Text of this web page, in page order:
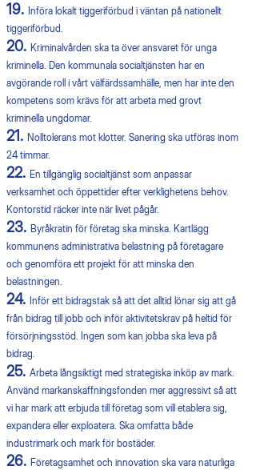
19. Införa lokalt tiggeriförbud i väntan på nationellt
tiggeriförbud.
20. Kriminalvården ska ta över ansvaret för unga
kriminella. Den kommunala socialtjänsten har en
avgörande roll i vårt välfärdssamhälle, men har inte den
kompetens som krävs för att arbeta med grovt
kriminella ungdomar.
21. Nolltolerans mot klotter. Sanering ska utföras inom
24 timmar.
22. En tillgänglig socialtjänst som anpassar
verksamhet och öppettider efter verklighetens behov.
Kontorstid räcker inte när livet pågår.
23. Byråkratin för företag ska minska. Kartlägg
kommunens administrativa belastning på företagare
och genomföra ett projekt för att minska den
belastningen.
24. Inför ett bidragstak så att det alltid lönar sig att gå
från bidrag till jobb och inför aktivitetskrav på heltid för
försörjningsstöd. Ingen som kan jobba ska leva på
bidrag.
25. Arbeta långsiktigt med strategiska inköp av mark.
Använd markanskaffningsfonden mer aggressivt så att
vi har mark att erbjuda till företag som vill etablera sig,
expandera eller exploatera. Ska omfatta både
industrimark och mark för bostäder.
26. Företagsamhet och innovation ska vara naturliga